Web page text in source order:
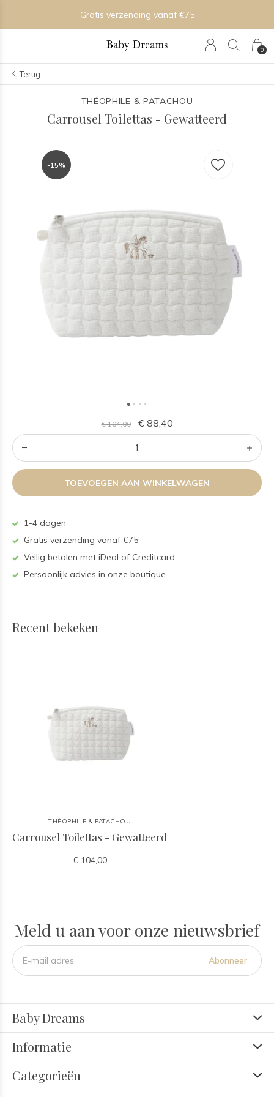
0
Gratis verzending vanaf €75
Terug
THÉOPHILE & PATACHOU
Carrousel Toilettas - Gewatteerd
-15%
€ 104,00 € 88,40
TOEVOEGEN AAN WINKELWAGEN
1-4 dagen
Gratis verzending vanaf €75
Veilig betalen met iDeal of Creditcard
Persoonlijk advies in onze boutique
Recent bekeken
THÉOPHILE & PATACHOU
Carrousel Toilettas - Gewatteerd
€ 104,00
Meld u aan voor onze nieuwsbrief
Abonneer
Baby Dreams
Informatie
Categorieën